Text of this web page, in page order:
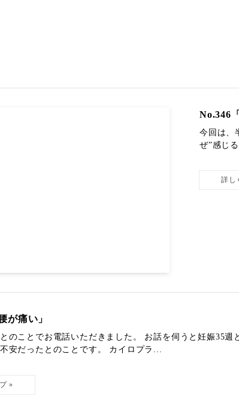
No.346
今回は、
ぜ”感じ
が痛い」
のことでお電話いただきました。 お話を伺うと妊娠35週
安だったとのことです。 カイロプラ...